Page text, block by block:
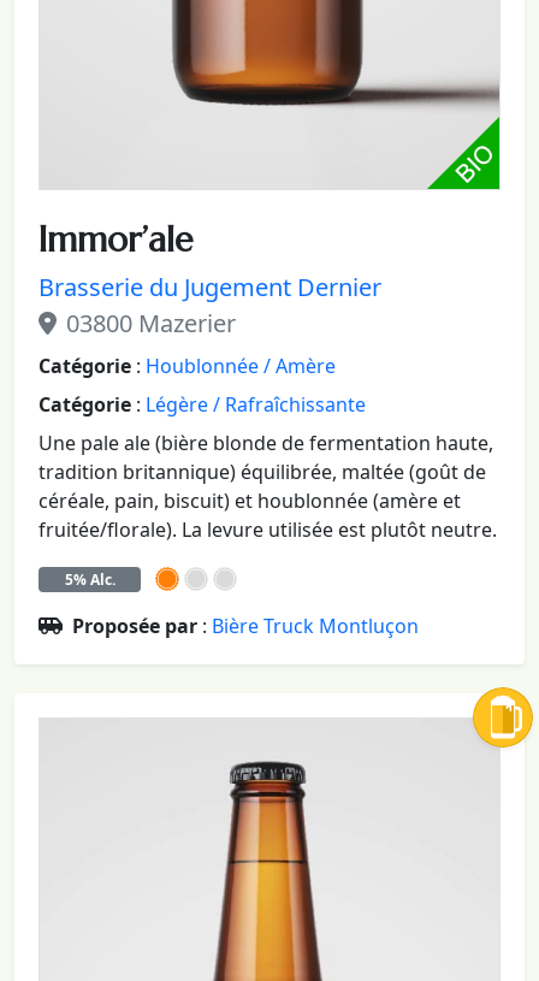
Immor’ale
Brasserie du Jugement Dernier
03800 Mazerier
Catégorie : Houblonnée / Amère
Catégorie : Légère / Rafraîchissante
Une pale ale (bière blonde de fermentation haute,
tradition britannique) équilibrée, maltée (goût de
céréale, pain, biscuit) et houblonnée (amère et
fruitée/florale). La levure utilisée est plutôt neutre.
5% Alc.
Proposée par : Bière Truck Montluçon